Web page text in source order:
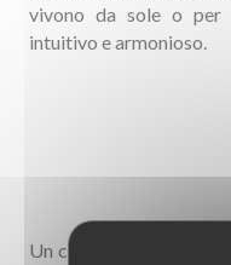
vivono da sole o per
intuitivo e armonioso.
Un capuchon en